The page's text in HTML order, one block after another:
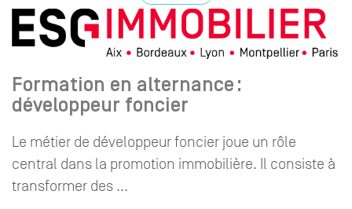
Formation en alternance :
développeur foncier
Le métier de développeur foncier joue un rôle
central dans la promotion immobilière. Il consiste à
transformer des ...